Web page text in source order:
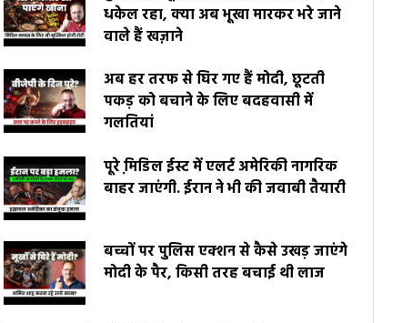
धकेल रहा, क्या अब भूखा मारकर भरे जाने
वाले हैं खज़ाने
अब हर तरफ से घिर गए हैं मोदी, छूटती
पकड़ को बचाने के लिए बदहवासी में
गलतियां
पूरे मि़डिल ईस्ट में एलर्ट अमेरिकी नागरिक
बाहर जाएंगी. ईरान ने भी की जवाबी तैयारी
बच्चों पर पुलिस एक्शन से कैसे उखड़ जाएंगे
मोदी के पैर, किसी तरह बचाई थी लाज